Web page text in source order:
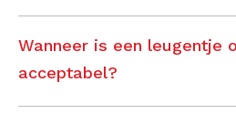
Wanneer is een leugentje
acceptabel?